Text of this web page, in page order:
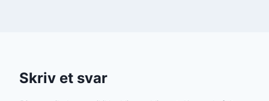
Skriv et svar